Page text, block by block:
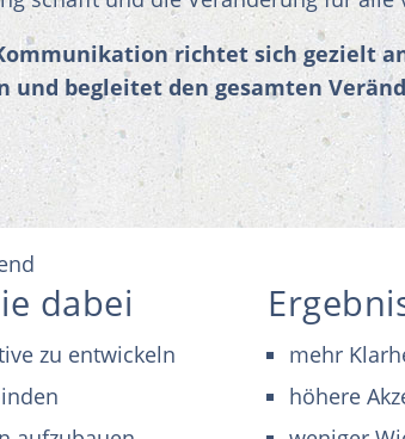
richtet sich gezielt
und begleitet den gesamten
dabei
zu entwickeln
mehr
höhere